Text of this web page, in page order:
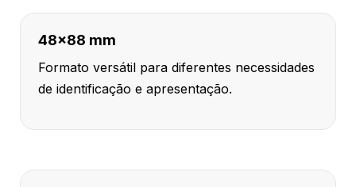
48x88 mm
Formato versátil para diferentes necessidades
de identificação e apresentação.